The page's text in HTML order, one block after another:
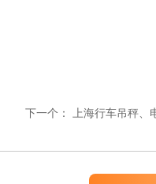
下一个： 上海行车吊秤、